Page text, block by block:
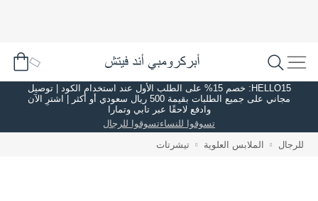
HELLO15: خصم 15% على الطلب الأول عند استخدام الكود | توصيل
مجاني على جميع الطلبات بقيمة 500 ريال سعودي أو أكثر | اشترِ الآن
وادفع لاحقًا عبر تابي وتمارا
تسوقوا للنساءتسوقوا للرجال
للرجال الملابس العلوية تيشرتات